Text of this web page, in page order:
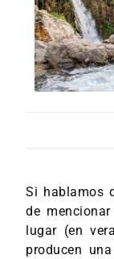
Si hablamos
de
lugar (en
producen